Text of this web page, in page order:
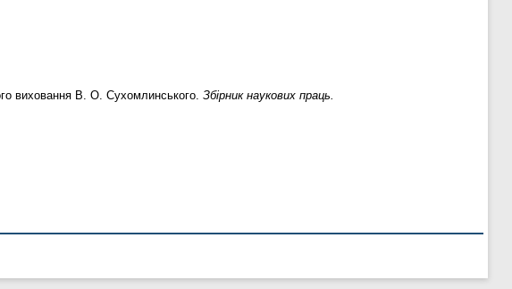
виховання В. О. Сухомлинського. Збірник наукових праць.